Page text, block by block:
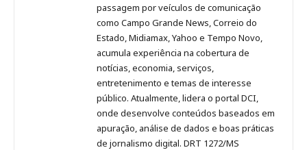
passagem por veículos de comunicação
como Campo Grande News, Correio do
Estado, Midiamax, Yahoo e Tempo Novo,
acumula experiência na cobertura de
notícias, economia, serviços,
entretenimento e temas de interesse
público. Atualmente, lidera o portal DCI,
onde desenvolve conteúdos baseados em
apuração, análise de dados e boas práticas
de jornalismo digital. DRT 1272/MS